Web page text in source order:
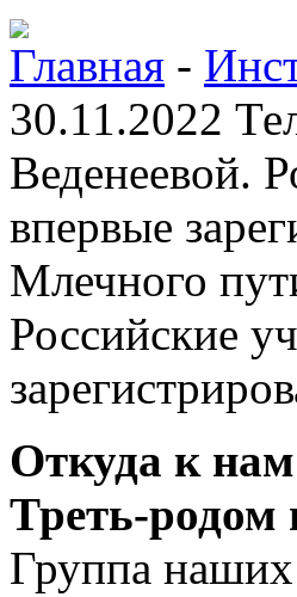
Главная -
30.11.2022
Веденеевой.
впервые
Млечного
Российские
Откуда к нам
Треть-родом
Группа